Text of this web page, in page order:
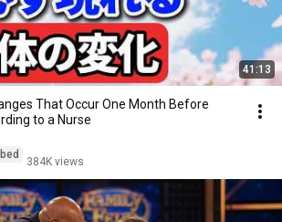
41:13
That Occur One Month Before
to a Nurse
384K views